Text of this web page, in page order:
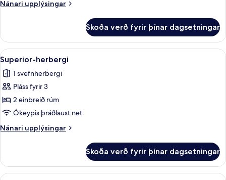
tvíbreiðu
Nánari upplýsingar
Nánari
herbergi
með
tvíbreiðu
rúmi
Skoða verð fyrir þínar dagsetningar
Skoða
allar
myndir
fyrir
Superior-
herbergi
Superior-herbergi |
10
Superior-herbergi
1 svefnherbergi
Pláss fyrir 3
2 einbreið rúm
Ókeypis þráðlaust net
Nánari upplýsingar
Nánari
herbergi
Skoða verð fyrir þínar dagsetningar